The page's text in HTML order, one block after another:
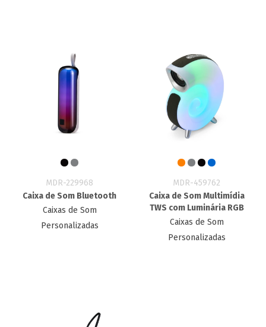
MDR-229968
Caixa de Som Bluetooth
Caixas de Som
Personalizadas
MDR-459762
Caixa de Som Multimídia
TWS com Luminária RGB
Caixas de Som
Personalizadas